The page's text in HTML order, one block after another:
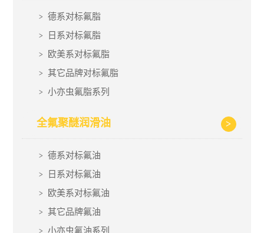
德系对标氟脂
日系对标氟脂
欧美系对标氟脂
其它品牌对标氟脂
小亦虫氟脂系列
全氟聚醚润滑油
德系对标氟油
日系对标氟油
欧美系对标氟油
其它品牌氟油
小亦虫氟油系列